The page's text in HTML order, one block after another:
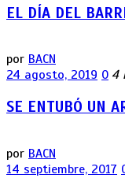
EL DÍA DEL
por BACN
24 agosto, 2019 0 4
SE ENTUBÓ UN
por BACN
14 septiembre, 2017